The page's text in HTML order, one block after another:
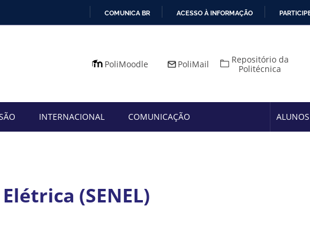
O
COMUNICA BR ACESSO À INFORMAÇÃO
PoliMoodle PoliMail
Repositório da
Politécnica
INTERNACIONAL COMUNICAÇÃO
(SENEL)